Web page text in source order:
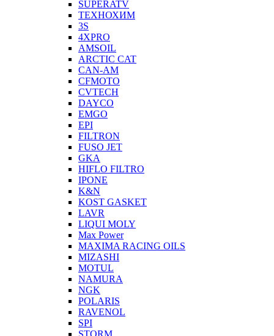
SUPERATV
ТЕХНОХИМ
3S
4XPRO
AMSOIL
ARCTIC CAT
CAN-AM
CFMOTO
CVTECH
DAYCO
EMGO
EPI
FILTRON
FUSO JET
GKA
HIFLO FILTRO
IPONE
K&N
KOST GASKET
LAVR
LIQUI MOLY
Max Power
MAXIMA RACING OILS
MIZASHI
MOTUL
NAMURA
NGK
POLARIS
RAVENOL
SPI
STORM